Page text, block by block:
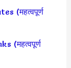
(महत्वपूर्ण
(महत्वपूर्ण